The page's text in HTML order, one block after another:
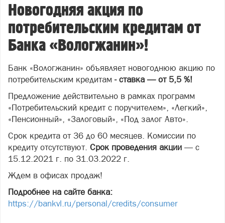
Новогодняя акция по
потребительским кредитам от
Банка «Вологжанин»!
Банк «Вологжанин» объявляет новогоднюю акцию по
потребительским кредитам - ставка — от 5,5 %!
Предложение действительно в рамках программ
«Потребительский кредит с поручителем», «Легкий»,
«Пенсионный», «Залоговый», «Под залог Авто».
Срок кредита от 36 до 60 месяцев. Комиссии по
кредиту отсутствуют. Срок проведения акции — с
15.12.2021 г. по 31.03.2022 г.
Ждем в офисах продаж!
Подробнее на сайте банка:
https://bankvl.ru/personal/credits/consumer